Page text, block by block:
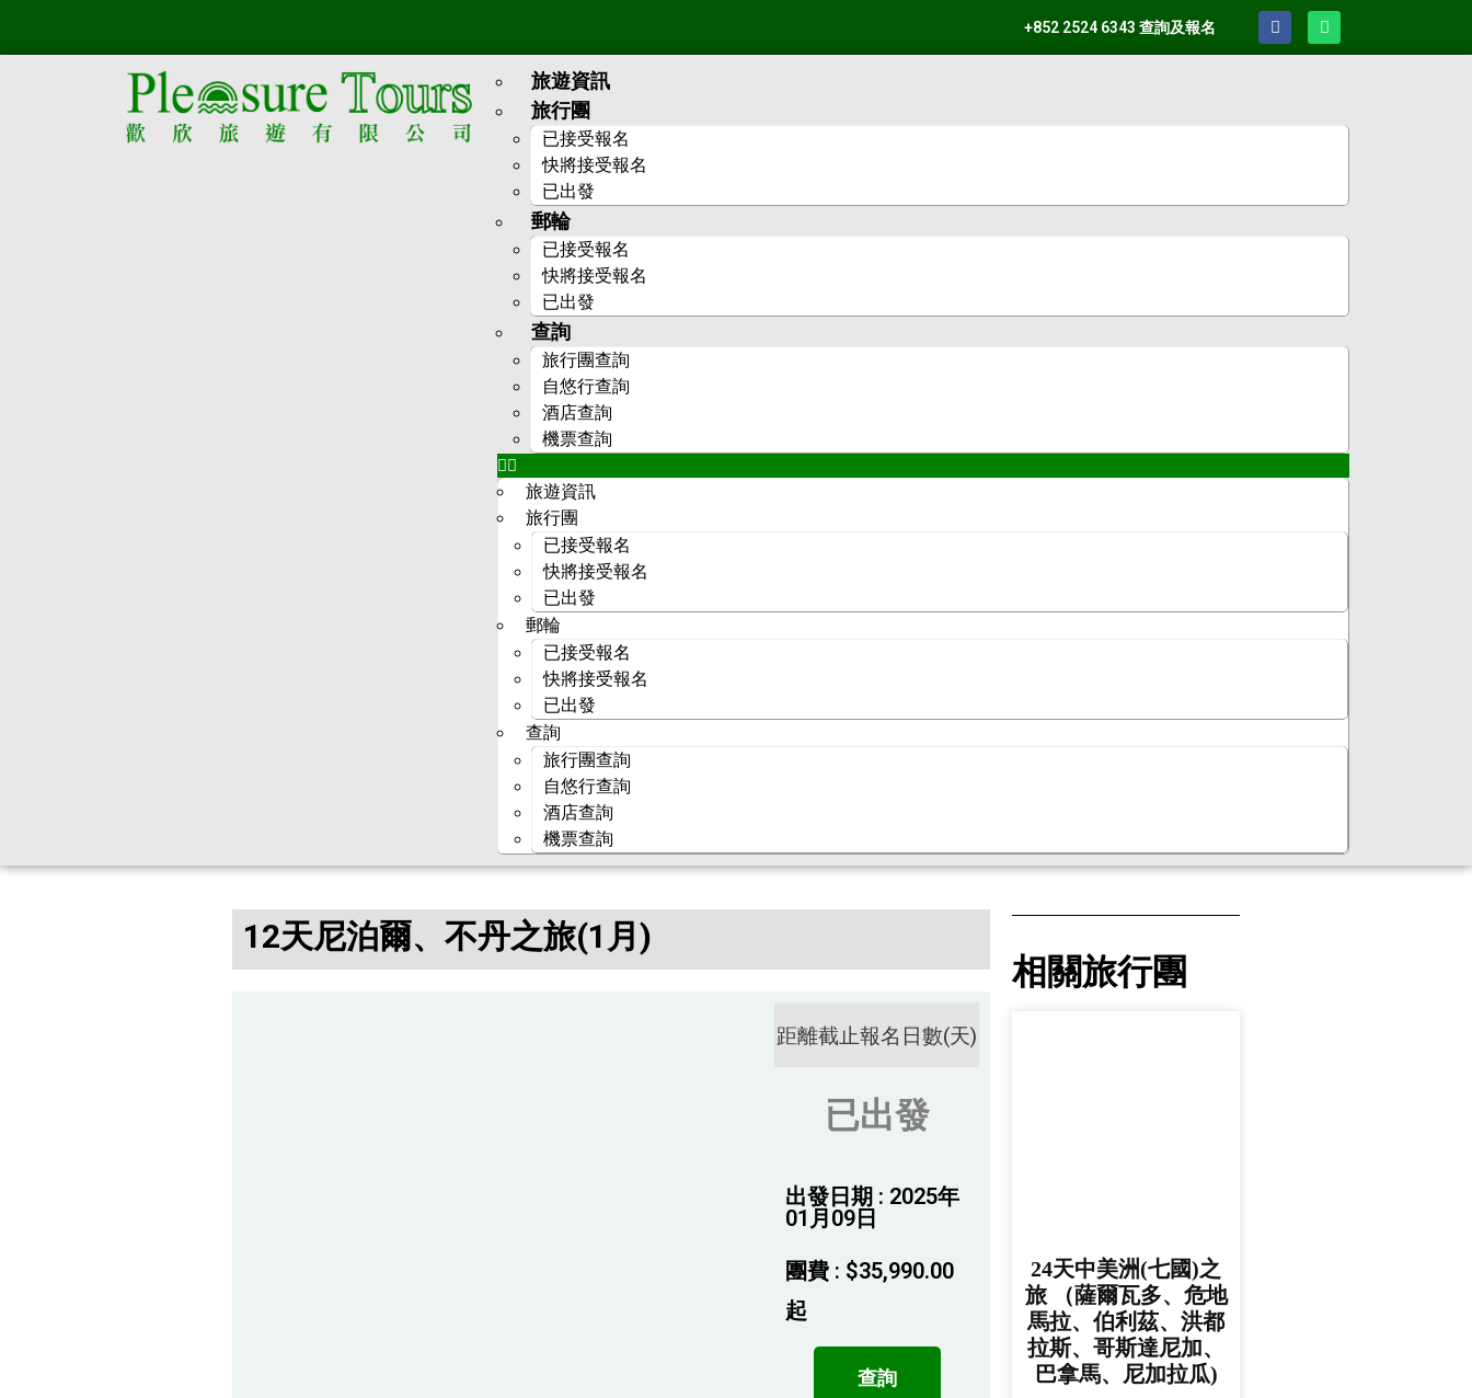
+852 2524 6343 查詢及報名
旅遊資訊
旅行團
已接受報名
快將接受報名
已出發
郵輪
已接受報名
快將接受報名
已出發
查詢
旅行團查詢
自悠行查詢
酒店查詢
機票查詢
旅遊資訊
旅行團
已接受報名
快將接受報名
已出發
郵輪
已接受報名
快將接受報名
已出發
查詢
旅行團查詢
自悠行查詢
酒店查詢
機票查詢
12天尼泊爾、不丹之旅(1月)
距離截止報名日數(天)
已出發
出發日期 : 2025年
01月09日
團費 : $35,990.00
起
查詢
相關旅行團
24天中美洲(七國)之
旅 （薩爾瓦多、危地
馬拉、伯利茲、洪都
拉斯、哥斯達尼加、
巴拿馬、尼加拉瓜)